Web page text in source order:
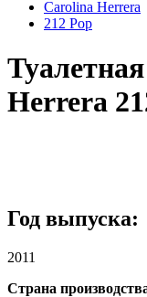
Carolina Herrera
212 Pop
Herrera
Год выпуска:
2011
Страна